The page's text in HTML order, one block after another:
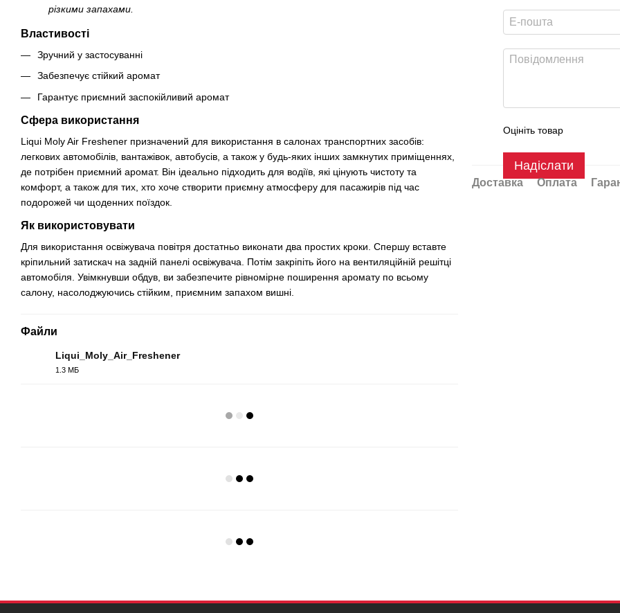
різкими запахами.
Властивості
Зручний у застосуванні
Забезпечує стійкий аромат
Гарантує приємний заспокійливий аромат
Сфера використання
Liqui Moly Air Freshener призначений для використання в салонах транспортних засобів:
легкових автомобілів, вантажівок, автобусів, а також у будь-яких інших замкнутих приміщеннях,
де потрібен приємний аромат. Він ідеально підходить для водіїв, які цінують чистоту та
комфорт, а також для тих, хто хоче створити приємну атмосферу для пасажирів під час
подорожей чи щоденних поїздок.
Як використовувати
Для використання освіжувача повітря достатньо виконати два простих кроки. Спершу вставте
кріпильний затискач на задній панелі освіжувача. Потім закріпіть його на вентиляційній решітці
автомобіля. Увімкнувши обдув, ви забезпечите рівномірне поширення аромату по всьому
салону, насолоджуючись стійким, приємним запахом вишні.
Файли
Liqui_Moly_Air_Freshener
1.3 МБ
Оцініть товар
Надіслати
Доставка Оплата